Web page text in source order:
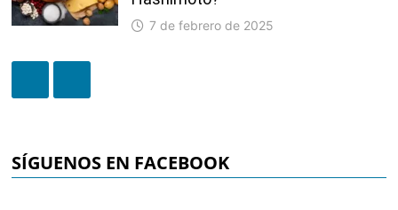
7 de febrero de 2025
SÍGUENOS EN FACEBOOK